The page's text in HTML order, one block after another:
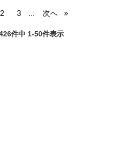
2 3 ... 次へ
件中 1-50件表示